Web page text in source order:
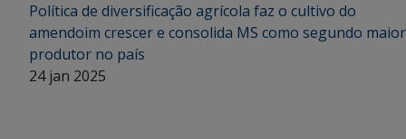
Política de diversificação agrícola faz o cultivo do
amendoim crescer e consolida MS como segundo maior
produtor no país
24 jan 2025